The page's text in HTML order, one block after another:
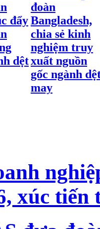
đẩy
dệt
đoàn
Bangladesh,
chia sẻ kinh
nghiệm truy
xuất nguồn
gốc ngành
may
xúc